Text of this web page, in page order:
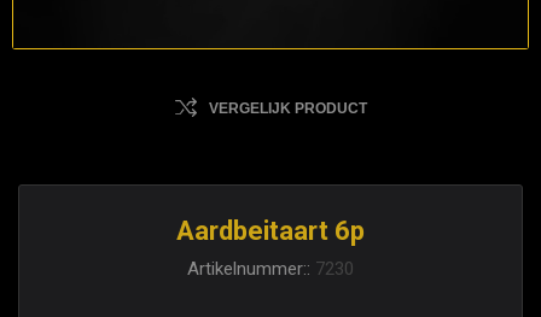
VERGELIJK PRODUCT
Aardbeitaart 6p
Artikelnummer:: 7230